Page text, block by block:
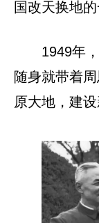
国改天换地的
1949年
随身就带着
原大地，建设